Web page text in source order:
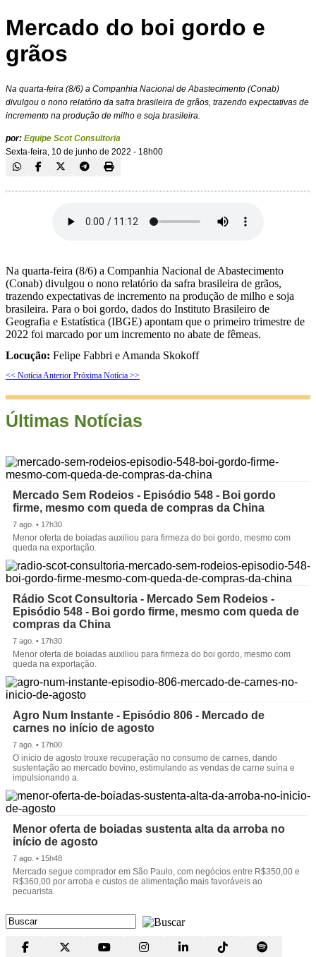
Mercado do boi gordo e
grãos
Na quarta-feira (8/6) a Companhia Nacional de Abastecimento (Conab)
divulgou o nono relatório da safra brasileira de grãos, trazendo expectativas de
incremento na produção de milho e soja brasileira.
por: Equipe Scot Consultoria
Sexta-feira, 10 de junho de 2022 - 18h00
Na quarta-feira (8/6) a Companhia Nacional de Abastecimento
(Conab) divulgou o nono relatório da safra brasileira de grãos,
trazendo expectativas de incremento na produção de milho e soja
brasileira. Para o boi gordo, dados do Instituto Brasileiro de
Geografia e Estatística (IBGE) apontam que o primeiro trimestre de
2022 foi marcado por um incremento no abate de fêmeas.
Locução: Felipe Fabbri e Amanda Skokoff
<< Notícia Anterior Próxima Notícia >>
Últimas Notícias
Mercado Sem Rodeios - Episódio 548 - Boi gordo
firme, mesmo com queda de compras da China
7 ago. • 17h30
Menor oferta de boiadas auxiliou para firmeza do boi gordo, mesmo com
queda na exportação.
Rádio Scot Consultoria - Mercado Sem Rodeios -
Episódio 548 - Boi gordo firme, mesmo com queda de
compras da China
7 ago. • 17h30
Menor oferta de boiadas auxiliou para firmeza do boi gordo, mesmo com
queda na exportação.
Agro Num Instante - Episódio 806 - Mercado de
carnes no início de agosto
7 ago. • 17h00
O início de agosto trouxe recuperação no consumo de carnes, dando
sustentação ao mercado bovino, estimulando as vendas de carne suína e
impulsionando a.
Menor oferta de boiadas sustenta alta da arroba no
início de agosto
7 ago. • 15h48
Mercado segue comprador em São Paulo, com negócios entre R$350,00 e
R$360,00 por arroba e custos de alimentação mais favoráveis ao
pecuarista.